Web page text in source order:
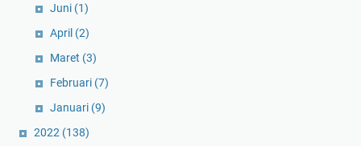
Juni (1)
April (2)
Maret (3)
Februari (7)
Januari (9)
2022 (138)